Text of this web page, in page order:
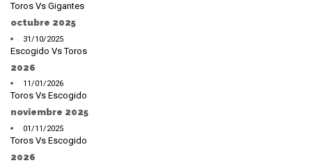
Toros Vs Gigantes
octubre 2025
31/10/2025
Escogido Vs Toros
2026
11/01/2026
Toros Vs Escogido
noviembre 2025
01/11/2025
Toros Vs Escogido
2026